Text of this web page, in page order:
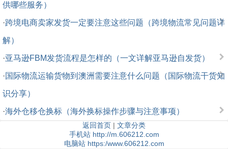
供哪些服务）
·跨境电商卖家发货一定要注意这些问题（跨境物流常见问题详
解）
·亚马逊FBM发货流程是怎样的（一文详解亚马逊自发货）
·国际物流运输货物到澳洲需要注意什么问题（国际物流干货知
识分享）
·海外仓移仓换标（海外换标操作步骤与注意事项）
返回首页 | 文章分类
手机站 http://m.606212.com
电脑站 https:/www.606212.com